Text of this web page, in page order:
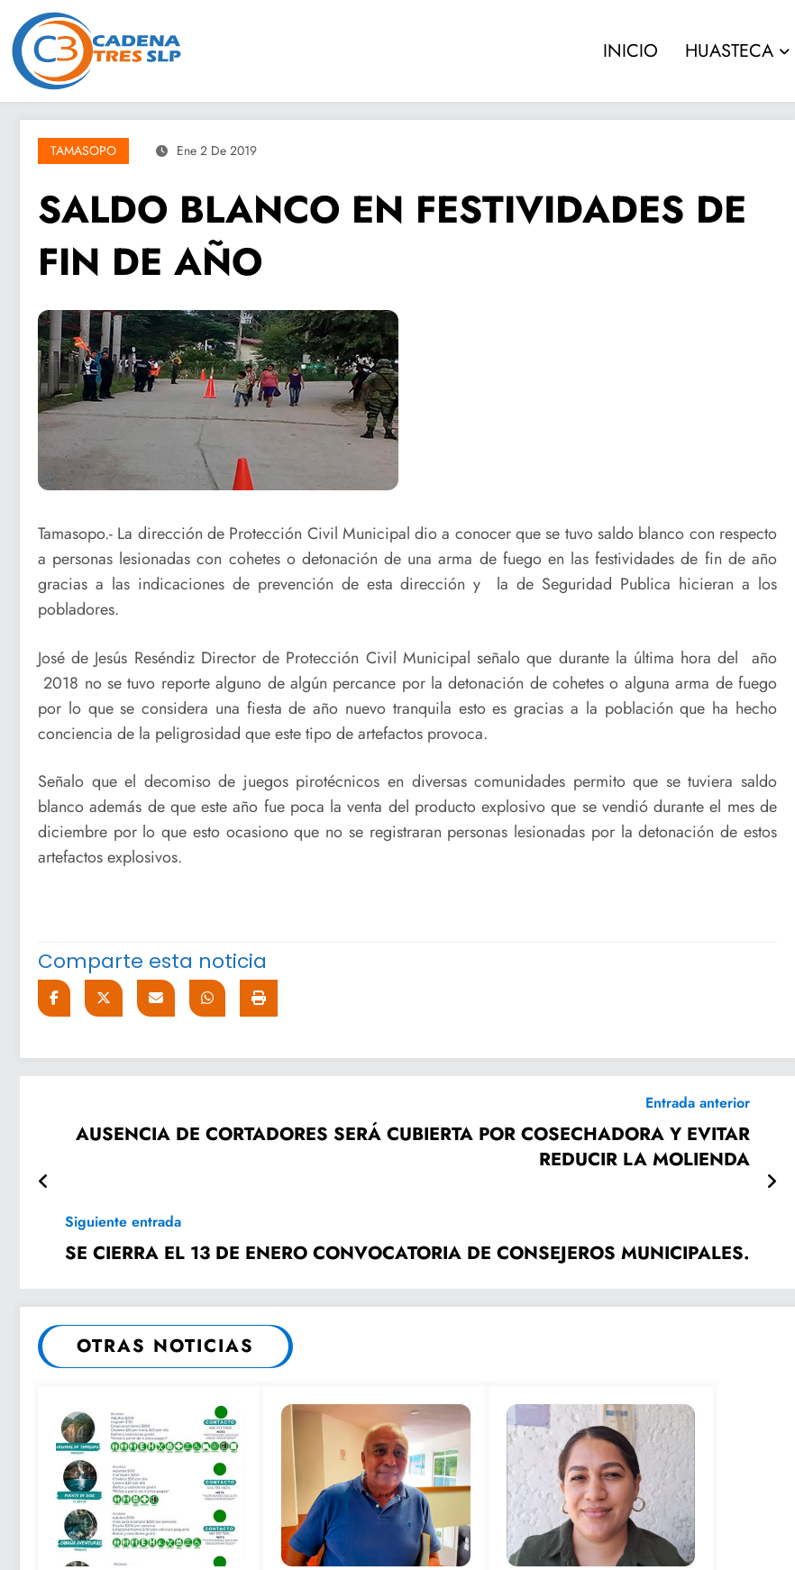
contenido
INICIO HUASTECA
TAMASOPO Ene 2 De 2019
SALDO BLANCO EN FESTIVIDADES DE
FIN DE AÑO
Tamasopo.- La dirección de Protección Civil Municipal dio a conocer que se tuvo saldo blanco con respecto
a personas lesionadas con cohetes o detonación de una arma de fuego en las festividades de fin de año
gracias a las indicaciones de prevención de esta dirección y la de Seguridad Publica hicieran a los
pobladores.
José de Jesús Reséndiz Director de Protección Civil Municipal señalo que durante la última hora del año
2018 no se tuvo reporte alguno de algún percance por la detonación de cohetes o alguna arma de fuego
por lo que se considera una fiesta de año nuevo tranquila esto es gracias a la población que ha hecho
conciencia de la peligrosidad que este tipo de artefactos provoca.
Señalo que el decomiso de juegos pirotécnicos en diversas comunidades permito que se tuviera saldo
blanco además de que este año fue poca la venta del producto explosivo que se vendió durante el mes de
diciembre por lo que esto ocasiono que no se registraran personas lesionadas por la detonación de estos
artefactos explosivos.
Comparte esta noticia
Entrada anterior
AUSENCIA DE CORTADORES SERÁ CUBIERTA POR COSECHADORA Y EVITAR
REDUCIR LA MOLIENDA
Siguiente entrada
SE CIERRA EL 13 DE ENERO CONVOCATORIA DE CONSEJEROS MUNICIPALES.
OTRAS NOTICIAS